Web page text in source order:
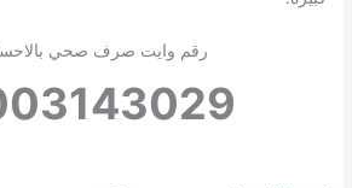
رقم وايت صرف صحي